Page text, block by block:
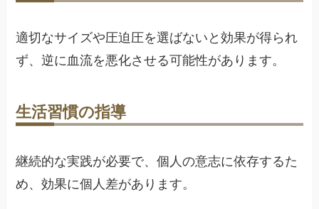
適切なサイズや圧迫圧を選ばないと効果が得られ
ず、逆に血流を悪化させる可能性があります。
生活習慣の指導
継続的な実践が必要で、個人の意志に依存するた
め、効果に個人差があります。